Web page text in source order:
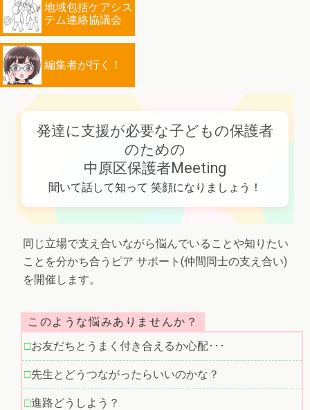
地域包括ケアシス
テム連絡協議会
編集者が行く！
発達に支援が必要な子どもの保護者
のための
中原区保護者Meeting
聞いて話して知って 笑顔になりましょう！
同じ立場で支え合いながら悩んでいることや知りたい
ことを分かち合うピア サポート(仲間同士の支え合い)
を開催します。
このような悩みありませんか？
お友だちとうまく付き合えるか心配･･･
先生とどうつながったらいいのかな？
進路どうしよう？